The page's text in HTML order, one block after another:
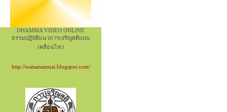
DHAMMA VIDEO ONLINE
ธรรมปฏิบัติแนวการเจริญสติแบบ
เคลื่อนไหว
http://watsanamnai.blogspot.com/